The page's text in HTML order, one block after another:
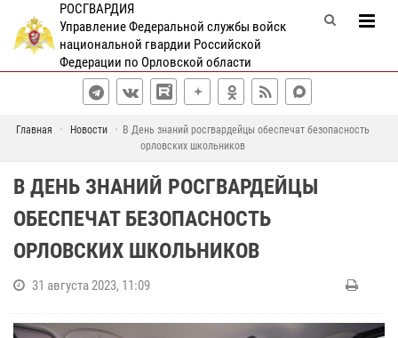
РОСГВАРДИЯ
Управление Федеральной службы войск
национальной гвардии Российской
Федерации по Орловской области
Главная Новости
В День знаний росгвардейцы обеспечат безопасность
орловских школьников
В ДЕНЬ ЗНАНИЙ РОСГВАРДЕЙЦЫ
ОБЕСПЕЧАТ БЕЗОПАСНОСТЬ
ОРЛОВСКИХ ШКОЛЬНИКОВ
31 августа 2023, 11:09